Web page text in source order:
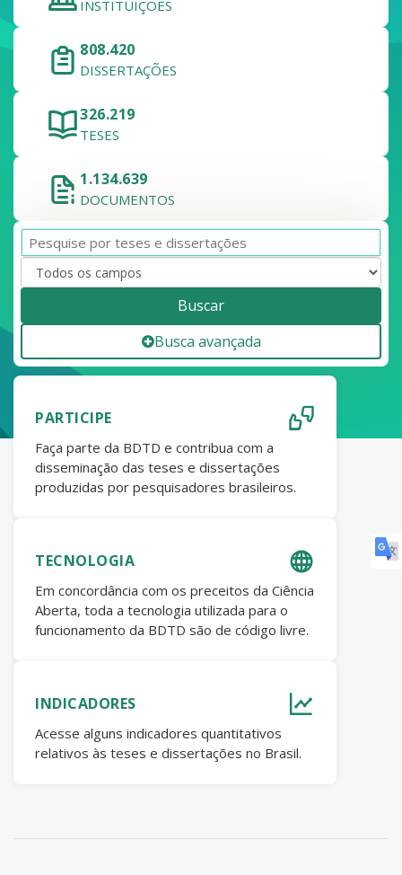
INSTITUIÇÕES
808.420
DISSERTAÇÕES
326.219
TESES
1.134.639
DOCUMENTOS
Buscar
Busca avançada
PARTICIPE
Faça parte da BDTD e contribua com a
disseminação das teses e dissertações
produzidas por pesquisadores brasileiros.
TECNOLOGIA
Em concordância com os preceitos da Ciência
Aberta, toda a tecnologia utilizada para o
funcionamento da BDTD são de código livre.
INDICADORES
Acesse alguns indicadores quantitativos
relativos às teses e dissertações no Brasil.